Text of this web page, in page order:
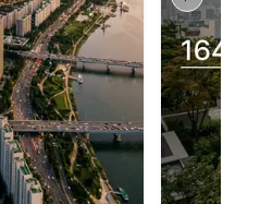
드려 죄송합니다.
시도